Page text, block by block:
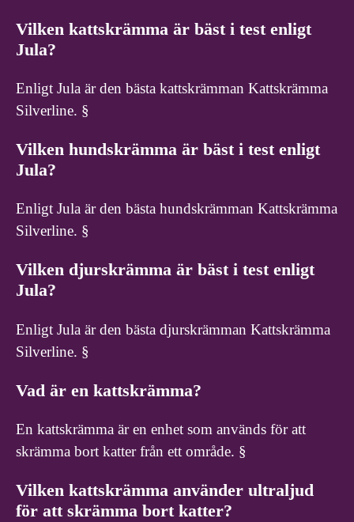
Vilken kattskrämma är bäst i test enligt
Jula?
Enligt Jula är den bästa kattskrämman Kattskrämma
Silverline. §
Vilken hundskrämma är bäst i test enligt
Jula?
Enligt Jula är den bästa hundskrämman Kattskrämma
Silverline. §
Vilken djurskrämma är bäst i test enligt
Jula?
Enligt Jula är den bästa djurskrämman Kattskrämma
Silverline. §
Vad är en kattskrämma?
En kattskrämma är en enhet som används för att
skrämma bort katter från ett område. §
Vilken kattskrämma använder ultraljud
för att skrämma bort katter?